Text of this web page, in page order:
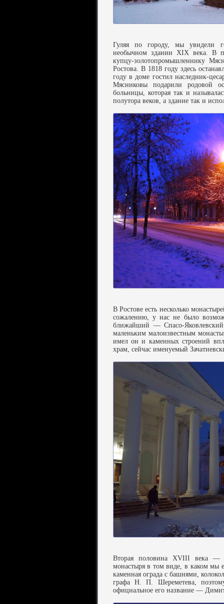
Гуляя по городу, мы увидели
необычном здании XIX века. В
купцу-золотопромышленнику
Ростова. В 1818 году здесь
году в доме гостил наследник-
Мясниковы подарили родовой
больницы, которая так и
полутора веков, а здание так и
В Ростове есть несколько
сожалению, у нас не было
ближайший — Спасо-
маленьким малоизвестным
имел он и каменных строений
храм, сейчас именуемый
Вторая половина XVIII века —
монастыря в том виде, в каком мы
каменная ограда с башнями,
графа Н. П. Шереметева,
официальное его название —